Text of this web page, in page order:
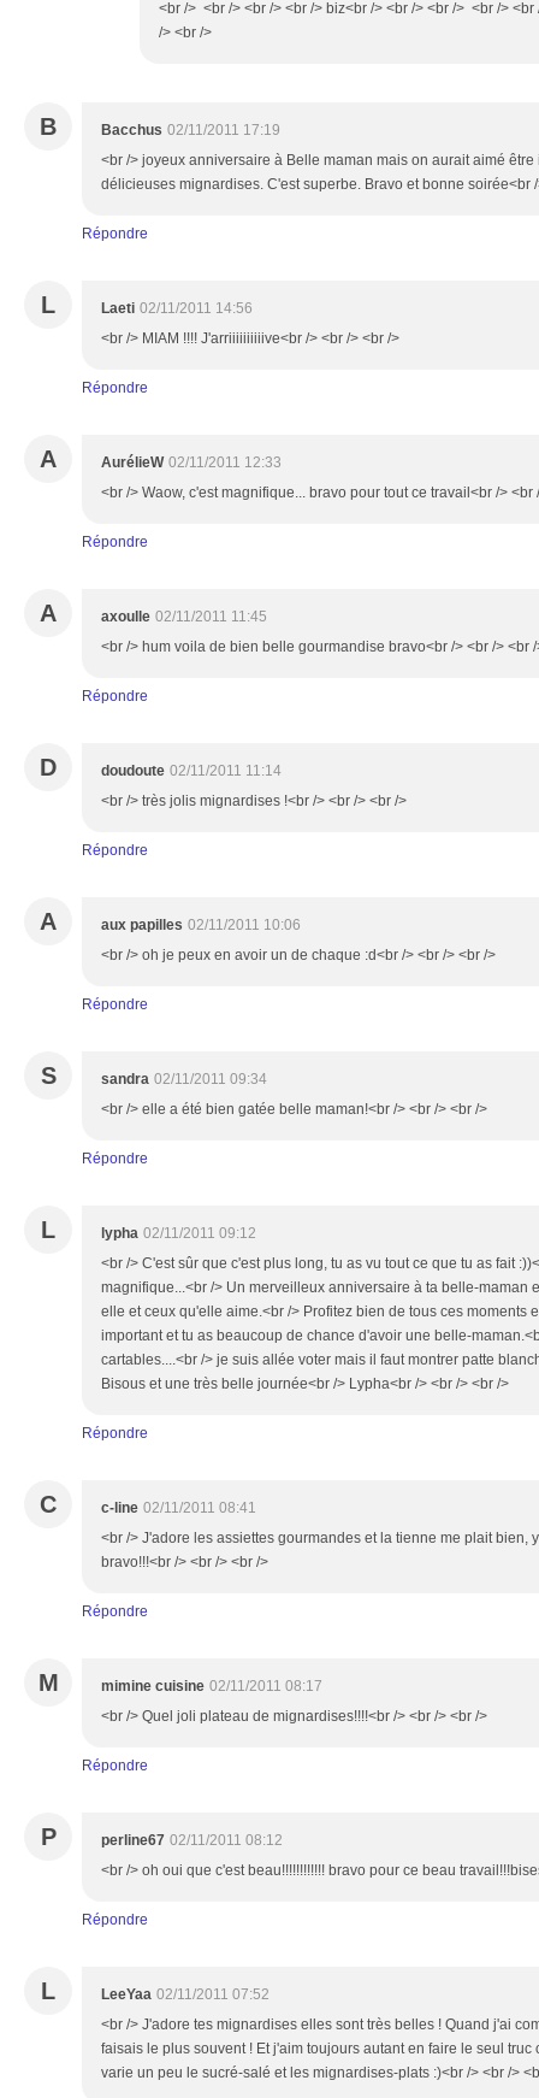
<br /> <br /> <br /> <br /> biz<br /> <br /> <br /> <br />
/> <br />
B Bacchus 02/11/2011 17:19
<br /> joyeux anniversaire à Belle maman mais on aurait aimé
délicieuses mignardises. C'est superbe. Bravo et bonne soirée<br
Répondre
L Laeti 02/11/2011 14:56
<br /> MIAM !!!! J'arriiiiiiiiiive<br /> <br /> <br />
Répondre
A AurélieW 02/11/2011 12:33
<br /> Waow, c'est magnifique... bravo pour tout ce travail<br /> <br
Répondre
A axoulle 02/11/2011 11:45
<br /> hum voila de bien belle gourmandise bravo<br /> <br /> <br /
Répondre
D doudoute 02/11/2011 11:14
<br /> très jolis mignardises !<br /> <br /> <br />
Répondre
A aux papilles 02/11/2011 10:06
<br /> oh je peux en avoir un de chaque :d<br /> <br /> <br />
Répondre
S sandra 02/11/2011 09:34
<br /> elle a été bien gatée belle maman!<br /> <br /> <br />
Répondre
L lypha 02/11/2011 09:12
<br /> C'est sûr que c'est plus long, tu as vu tout ce que tu as fait
magnifique...<br /> Un merveilleux anniversaire à ta belle-maman
elle et ceux qu'elle aime.<br /> Profitez bien de tous ces moments
important et tu as beaucoup de chance d'avoir une belle-
cartables....<br /> je suis allée voter mais il faut montrer patte
Bisous et une très belle journée<br /> Lypha<br /> <br /> <br />
Répondre
C c-line 02/11/2011 08:41
<br /> J'adore les assiettes gourmandes et la tienne me plait bien,
bravo!!!<br /> <br /> <br />
Répondre
M mimine cuisine 02/11/2011 08:17
<br /> Quel joli plateau de mignardises!!!!<br /> <br /> <br />
Répondre
P perline67 02/11/2011 08:12
<br /> oh oui que c'est beau!!!!!!!!!!!! bravo pour ce beau
Répondre
L LeeYaa 02/11/2011 07:52
<br /> J'adore tes mignardises elles sont très belles ! Quand j'ai
faisais le plus souvent ! Et j'aim toujours autant en faire le seul truc
varie un peu le sucré-salé et les mignardises-plats :)<br /> <br />